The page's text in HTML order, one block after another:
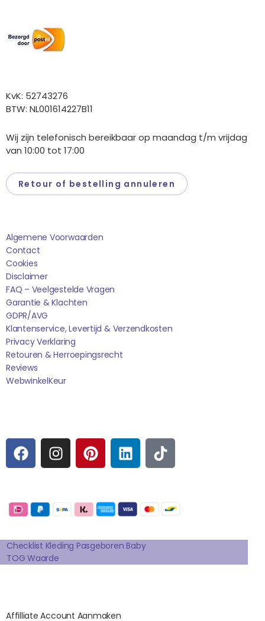
KvK: 52743276
BTW: NL001614227B11
Wij zijn telefonisch bereikbaar op maandag t/m vrijdag
van 10:00 tot 17:00
Retour of bestelling annuleren
Algemene Voorwaarden
Contact
Cookies
Disclaimer
FAQ – Veelgestelde Vragen
Garantie & Klachten
GDPR/AVG
Klantenservice, Levertijd & Verzendkosten
Privacy Verklaring
Retouren & Herroepingsrecht
Reviews
WebwinkelKEur
F
A
C
B
O
O
K
I
N
S
A
R
A
M
P
I
N
E
R
E
S
T
L
I
N
E
D
I
N
T
I
K
O
K
Checklist Kleding Pasgeboren Baby
TOG Waarde
Affilliate Account Aanmaken